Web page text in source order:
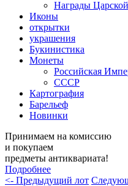
Награды
Иконы
открытки
украшения
Букинистика
Монеты
Российская
СССР
Картография
Барельеф
Новинки
Принимаем на комиссию
и покупаем
предметы антиквариата!
Подробнее
<- Предыдущий лот